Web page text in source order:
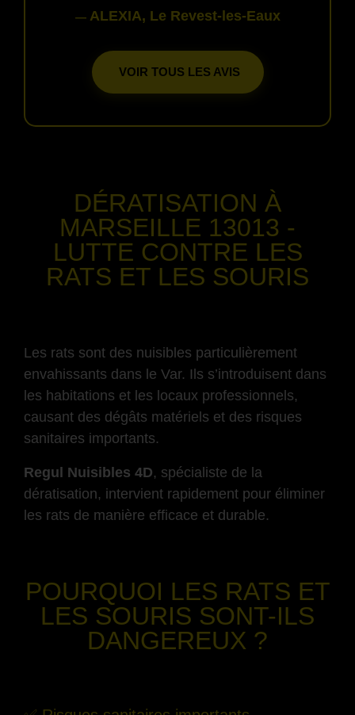
— ALEXIA, Le Revest-les-Eaux
VOIR TOUS LES AVIS
DÉRATISATION À
MARSEILLE 13013 -
LUTTE CONTRE LES
RATS ET LES SOURIS
Les rats sont des nuisibles particulièrement
envahissants dans le Var. Ils s’introduisent dans
les habitations et les locaux professionnels,
causant des dégâts matériels et des risques
sanitaires importants.
Regul Nuisibles 4D, spécialiste de la
dératisation, intervient rapidement pour éliminer
les rats de manière efficace et durable.
POURQUOI LES RATS ET
LES SOURIS SONT-ILS
DANGEREUX ?